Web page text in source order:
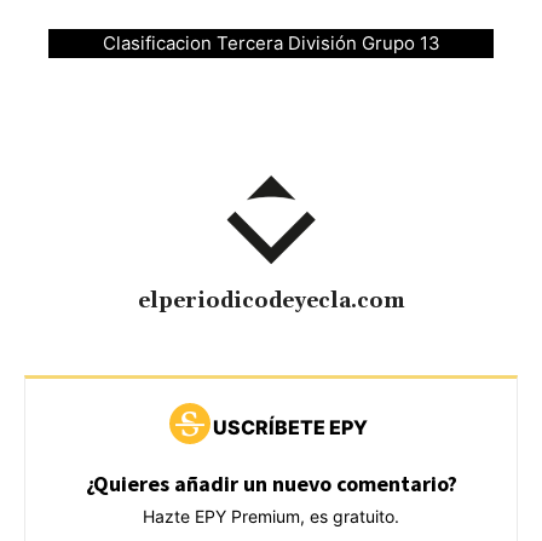
Clasificacion Tercera División Grupo 13
elperiodicodeyecla.com
USCRÍBETE EPY
¿Quieres añadir un nuevo comentario?
Hazte EPY Premium, es gratuito.